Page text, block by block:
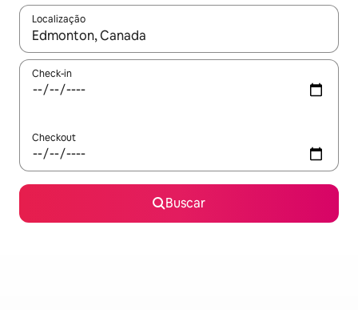
Localização
Quando os resultados estiverem disponíveis, explore-os
Check-in
Checkout
Buscar